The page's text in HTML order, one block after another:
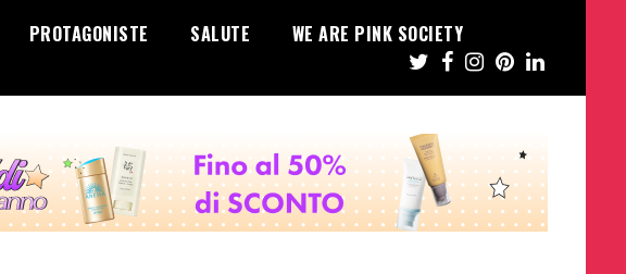
PROTAGONISTE SALUTE WE ARE PINK SOCIETY